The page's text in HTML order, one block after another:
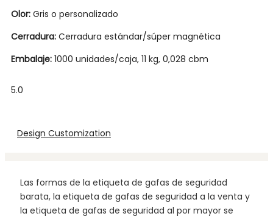
Olor: Gris o personalizado
Cerradura: Cerradura estándar/súper magnética
Embalaje: 1000 unidades/caja, 11 kg, 0,028 cbm
5.0
Design Customization
Las formas de la etiqueta de gafas de seguridad
barata, la etiqueta de gafas de seguridad a la venta y
la etiqueta de gafas de seguridad al por mayor se